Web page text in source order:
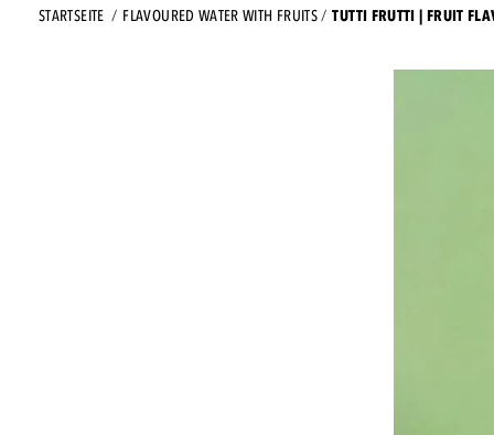
STARTSEITE FLAVOURED WATER WITH FRUITS TUTTI FRUTTI | FRUIT